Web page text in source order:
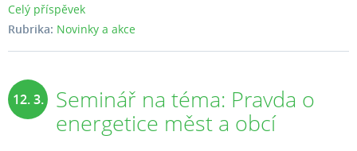
Celý příspěvek
Rubrika: Novinky a akce
12. 3.
Seminář na téma: Pravda o
energetice měst a obcí